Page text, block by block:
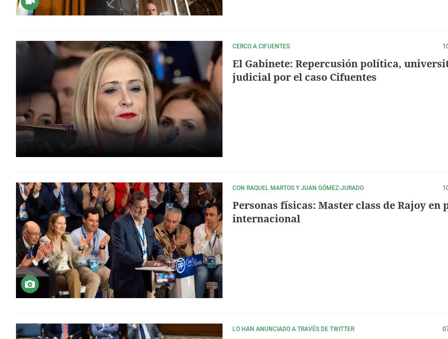
CERCO A CIFUENTES
El Gabinete: Repercusión política,
judicial por el caso Cifuentes
CON RAQUEL MARTOS Y JUAN GÓMEZ-JURADO
Personas físicas: Master class de Rajoy en
internacional
LO HAN ANUNCIADO A TRAVÉS DE TWITTER